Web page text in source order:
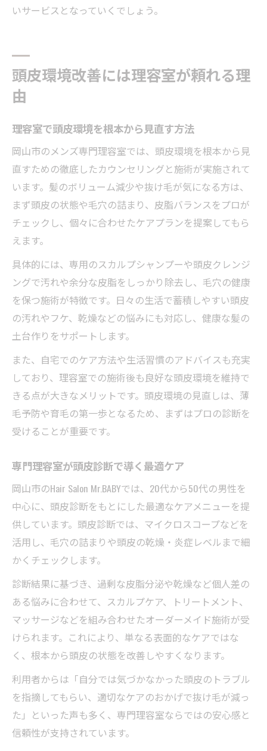
いサービスとなっていくでしょう。
頭皮環境改善には理容室が頼れる理
由
理容室で頭皮環境を根本から見直す方法
岡山市のメンズ専門理容室では、頭皮環境を根本から見
直すための徹底したカウンセリングと施術が実施されて
います。髪のボリューム減少や抜け毛が気になる方は、
まず頭皮の状態や毛穴の詰まり、皮脂バランスをプロが
チェックし、個々に合わせたケアプランを提案してもら
えます。
具体的には、専用のスカルプシャンプーや頭皮クレンジ
ングで汚れや余分な皮脂をしっかり除去し、毛穴の健康
を保つ施術が特徴です。日々の生活で蓄積しやすい頭皮
の汚れやフケ、乾燥などの悩みにも対応し、健康な髪の
土台作りをサポートします。
また、自宅でのケア方法や生活習慣のアドバイスも充実
しており、理容室での施術後も良好な頭皮環境を維持で
きる点が大きなメリットです。頭皮環境の見直しは、薄
毛予防や育毛の第一歩となるため、まずはプロの診断を
受けることが重要です。
専門理容室が頭皮診断で導く最適ケア
岡山市のHair Salon Mr.BABYでは、20代から50代の男性を
中心に、頭皮診断をもとにした最適なケアメニューを提
供しています。頭皮診断では、マイクロスコープなどを
活用し、毛穴の詰まりや頭皮の乾燥・炎症レベルまで細
かくチェックします。
診断結果に基づき、過剰な皮脂分泌や乾燥など個人差の
ある悩みに合わせて、スカルプケア、トリートメント、
マッサージなどを組み合わせたオーダーメイド施術が受
けられます。これにより、単なる表面的なケアではな
く、根本から頭皮の状態を改善しやすくなります。
利用者からは「自分では気づかなかった頭皮のトラブル
を指摘してもらい、適切なケアのおかげで抜け毛が減っ
た」といった声も多く、専門理容室ならではの安心感と
信頼性が支持されています。